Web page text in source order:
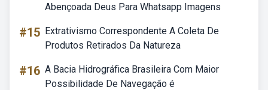
Abençoada Deus Para Whatsapp Imagens
#15 Extrativismo Correspondente A Coleta De
Produtos Retirados Da Natureza
#16 A Bacia Hidrográfica Brasileira Com Maior
Possibilidade De Navegação é